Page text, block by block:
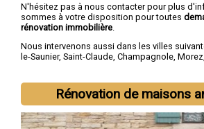
N'hésitez pas à nous contacter pour plus
sommes à votre disposition pour toutes
rénovation immobilière
Nous intervenons aussi dans les villes
le-Saunier, Saint-Claude, Champagnole, Morez,
Rénovation de maisons